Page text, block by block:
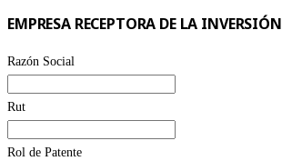
EMPRESA RECEPTORA DE LA INVERSIÓN
Razón Social
Rut
Rol de Patente